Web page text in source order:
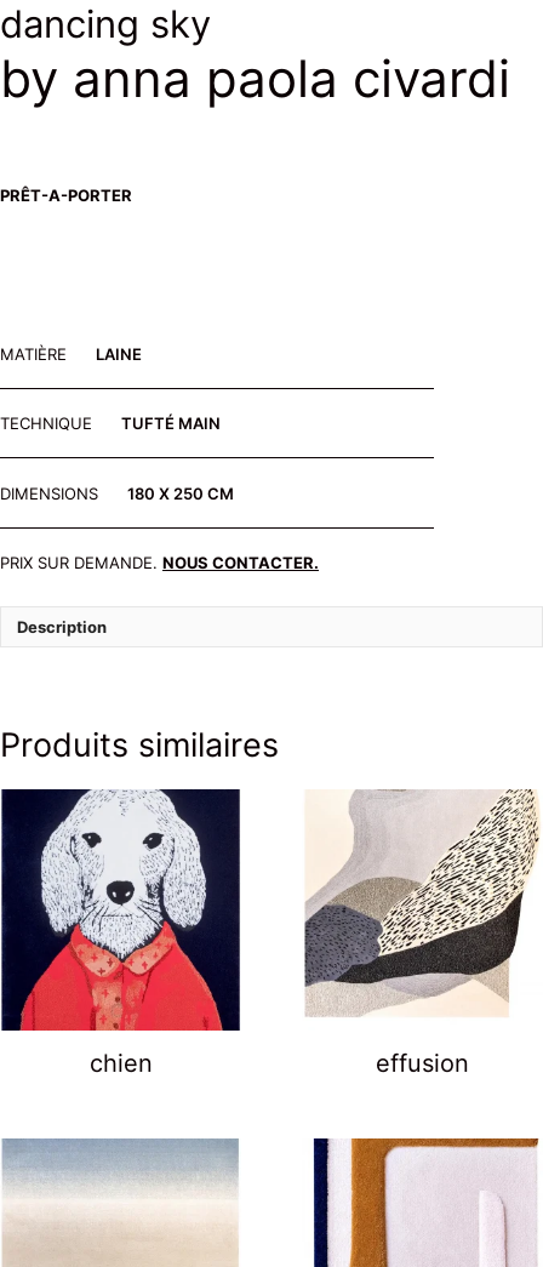
dancing sky
by anna paola civardi
PRÊT-A-PORTER
MATIÈRE LAINE
TECHNIQUE TUFTÉ MAIN
DIMENSIONS 180 X 250 CM
PRIX SUR DEMANDE. NOUS CONTACTER.
Description
Produits similaires
chien effusion